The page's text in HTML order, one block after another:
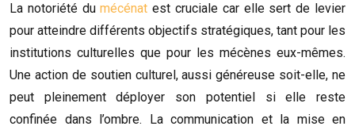
La notoriété dumécénatest cruciale car elle sert de levier
pour atteindre différents objectifs stratégiques, tant pour les
institutions culturelles que pour les mécènes eux-mêmes.
Une action de soutien culturel, aussi généreuse soit-elle, ne
peut pleinement déployer son potentiel si elle reste
confinée dans l’ombre. La communication et la mise en